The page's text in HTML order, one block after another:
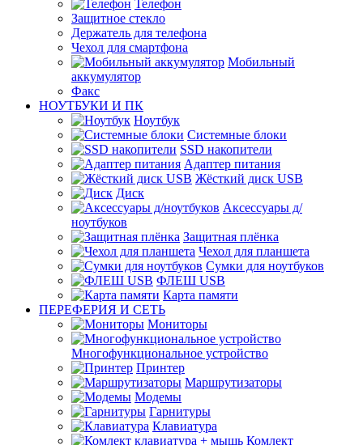
Телефон
Защитное стекло
Держатель для телефона
Чехол для смартфона
Мобильный
аккумулятор
Факс
НОУТБУКИ И ПК
Ноутбук
Системные блоки
SSD накопители
Адаптер питания
Жёсткий диск USB
Диск
Аксессуары д/
ноутбуков
Защитная плёнка
Чехол для планшета
Сумки для ноутбуков
ФЛЕШ USB
Карта памяти
ПЕРЕФЕРИЯ И СЕТЬ
Мониторы
Многофункциональное устройство
Принтер
Маршрутизаторы
Модемы
Гарнитуры
Клавиатура
Комлект